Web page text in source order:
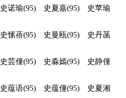
诺瑜(95) 史夏嘉(95) 史苹瑜
愫蓓(95) 史曼瓯(95) 史丹菡
芸僮(95) 史淼嫣(95) 史静僮
蕴语(95) 史蕴僮(95) 史夏湘